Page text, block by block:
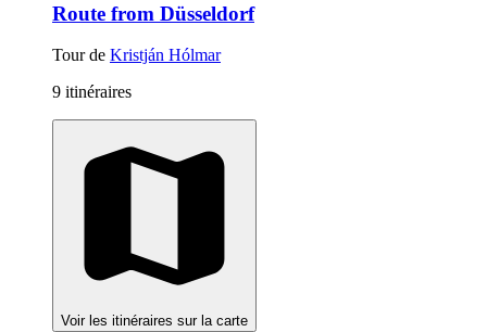
Route from Düsseldorf
Tour de Kristján Hólmar
9 itinéraires
Voir les itinéraires sur la carte